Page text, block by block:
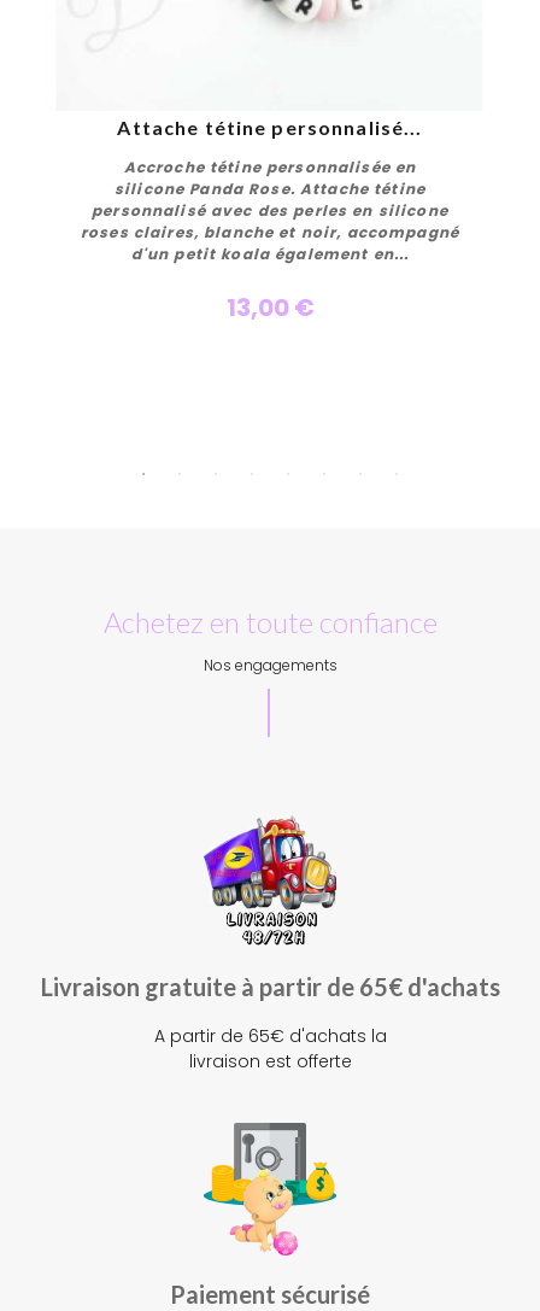
Personnaliser
Attache tétine personnalisé...
Accroche tétine personnalisée en
silicone Panda Rose. Attache tétine
personnalisé avec des perles en silicone
roses claires, blanche et noir, accompagné
d'un petit koala également en...
13,00 €
Achetez en toute confiance
Nos engagements
Livraison gratuite à partir de 65€ d'achats
A partir de 65€ d'achats la
livraison est offerte
Paiement sécurisé